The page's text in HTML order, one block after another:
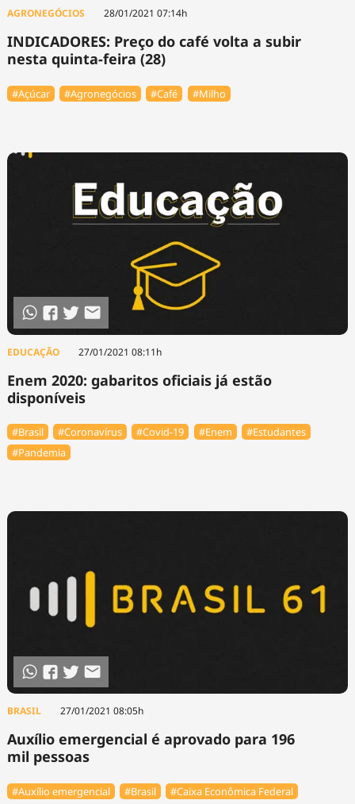
AGRONEGÓCIOS 28/01/2021 07:14h
INDICADORES: Preço do café volta a subir
nesta quinta-feira (28)
#Açúcar #Agronegócios #Café #Milho
EDUCAÇÃO 27/01/2021 08:11h
Enem 2020: gabaritos oficiais já estão
disponíveis
#Brasil #Coronavírus #Covid-19 #Enem
#Estudantes
#Pandemia
BRASIL 27/01/2021 08:05h
Auxílio emergencial é aprovado para 196
mil pessoas
#Auxílio emergencial #Brasil
#Caixa Econômica Federal